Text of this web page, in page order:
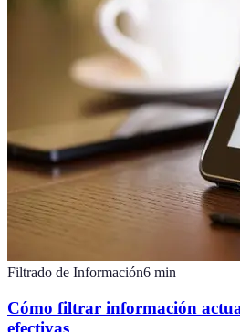
Filtrado de Información6 min
Cómo filtrar información
efectivas